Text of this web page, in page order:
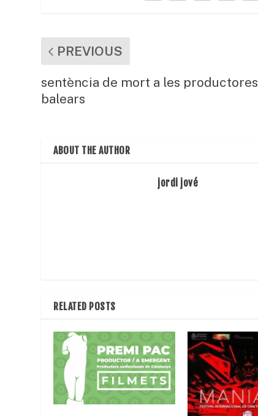
PREVIOUS
sentència de mort a les productores
balears
ABOUT THE AUTHOR
jordi jové
RELATED POSTS